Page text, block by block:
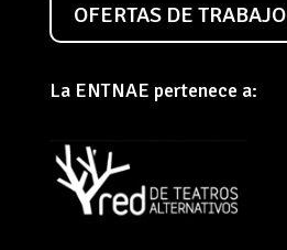
OFERTAS DE TRABAJO
La ENTNAE pertenece a: